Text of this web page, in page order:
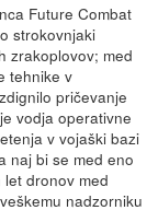
Future Combat
strokovnjaki
zrakoplovov; med
tehnike v
pričevanje
vodja operativne
v vojaški bazi
naj bi se med eno
dronov med
nadzorniku